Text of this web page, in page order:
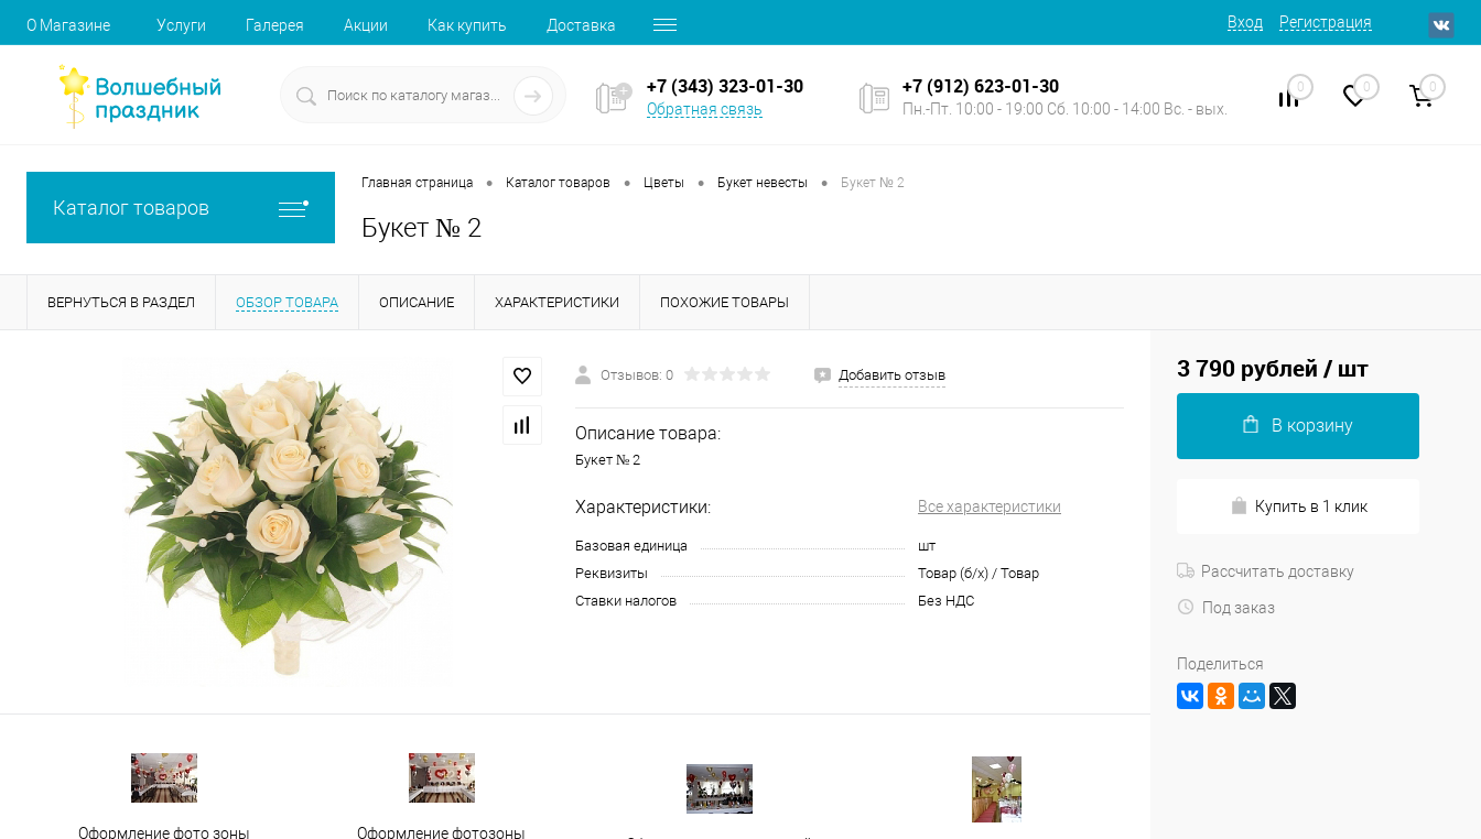
О Магазине Услуги Галерея Акции Как купить Доставка Вход Регистрация
+7 (343) 323-01-30
Обратная связь
+7 (912) 623-01-30
Пн.-Пт. 10:00 - 19:00 Сб. 10:00 - 14:00 Вс. - вых.
0 0 0
Каталог товаров
Главная страница • Каталог товаров • Цветы • Букет невесты • Букет № 2
Букет № 2
ВЕРНУТЬСЯ В РАЗДЕЛ ОБЗОР ТОВАРА ОПИСАНИЕ ХАРАКТЕРИСТИКИ ПОХОЖИЕ ТОВАРЫ
Отзывов: 0 Добавить отзыв
Описание товара:
Букет № 2
Характеристики: Все характеристики
Базовая единица
шт
Реквизиты
Товар (б/х) / Товар
Ставки налогов
Без НДС
Оформление фото зоны
Оформление фотозоны
3 790 рублей / шт
В корзину
Купить в 1 клик
Рассчитать доставку
Под заказ
Поделиться